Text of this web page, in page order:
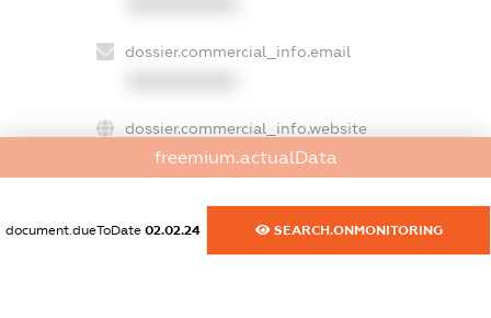
dossier.commercial_info.email
dossier.commercial_info.website
XXXXXXXXXX
dossier.commercial_info.activity
XXXXXXXXXX
freemium.actualData
document.dueToDate 02.02.24 SEARCH.ONMONITORING